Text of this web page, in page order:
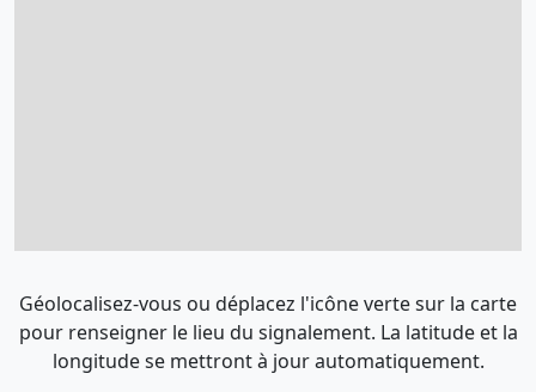
Géolocalisez-vous ou déplacez l'icône verte sur la carte
pour renseigner le lieu du signalement. La latitude et la
longitude se mettront à jour automatiquement.